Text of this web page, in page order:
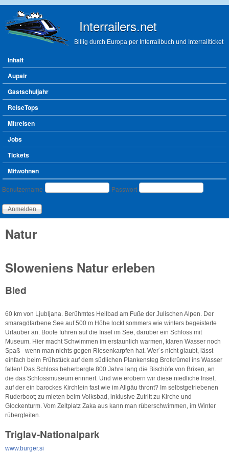
Interrailers.net
Billig durch Europa per Interrailbuch und Interrailticket
Hauptmenü
Inhalt
Aupair
Gastschuljahr
ReiseTops
Mitreisen
Jobs
Tickets
Mitwohnen
Benutzeranmeldung
Benutzername Passwort
Natur
Sloweniens Natur erleben
Bled
60 km von Ljubljana. Berühmtes Heilbad am Fuße der Julischen Alpen. Der
smaragdfarbene See auf 500 m Höhe lockt sommers wie winters begeisterte
Urlauber an. Boote führen auf die Insel im See, darüber ein Schloss mit
Museum. Hier macht Schwimmen im erstaunlich warmen, klaren Wasser noch
Spaß - wenn man nichts gegen Riesenkarpfen hat. Wer´s nicht glaubt, lässt
einfach beim Frühstück auf dem südlichen Plankensteg Brotkrümel ins Wasser
fallen! Das Schloss beherbergte 800 Jahre lang die Bischöfe von Brixen, an
die das Schlossmuseum erinnert. Und wie erobern wir diese niedliche Insel,
auf der ein barockes Kirchlein fast wie im Allgäu thront? Im selbstgetriebenen
Ruderboot; zu mieten beim Volksbad, inklusive Zutritt zu Kirche und
Glockenturm. Vom Zeltplatz Zaka aus kann man rüberschwimmen, im Winter
rübergleiten.
Triglav-Nationalpark
www.burger.si